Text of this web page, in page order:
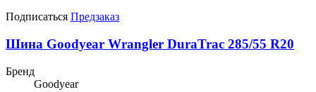
Подписаться Предзаказ
Шина Goodyear Wrangler DuraTrac 285/55 R20
Бренд
Goodyear